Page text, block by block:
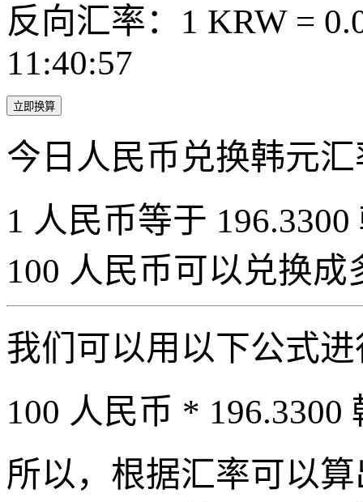
反向汇率：1 KRW =
11:40:57
立即换算
今日人民币兑换韩元
1 人民币等于
100 人民币可以兑换成
我们可以用以下公式
100 人民币 * 196.3300
所以，根据汇率可以